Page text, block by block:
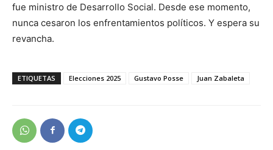
fue ministro de Desarrollo Social. Desde ese momento,
nunca cesaron los enfrentamientos políticos. Y espera su
revancha.
ETIQUETAS Elecciones 2025 Gustavo Posse Juan Zabaleta